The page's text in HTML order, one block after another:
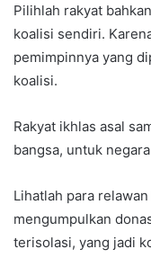
Pilihlah rakyat
koalisi sendiri.
pemimpinnya yang
koalisi.
Rakyat ikhlas asal
bangsa, untuk
Lihatlah para
mengumpulkan
terisolasi, yang jadi